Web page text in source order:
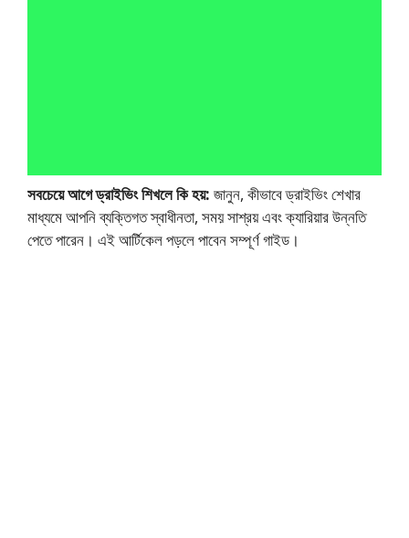
সবচেয়ে আগে ড্রাইভিং শিখলে কি হয়: জানুন, কীভাবে ড্রাইভিং শেখার
মাধ্যমে আপনি ব্যক্তিগত স্বাধীনতা, সময় সাশ্রয় এবং ক্যারিয়ার উন্নতি
পেতে পারেন। এই আর্টিকেল পড়লে পাবেন সম্পূর্ণ গাইড।